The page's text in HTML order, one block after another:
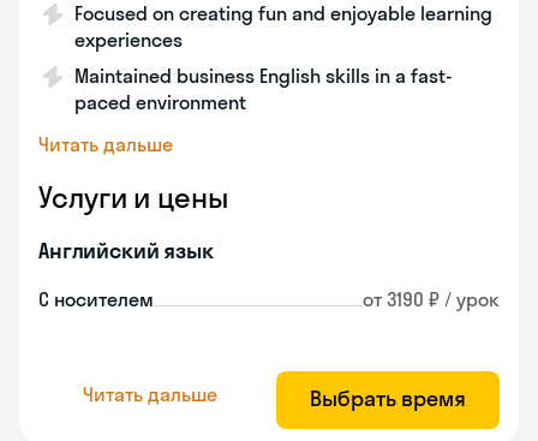
Focused on creating fun and enjoyable learning
experiences
Maintained business English skills in a fast-
paced environment
Читать дальше
Услуги и цены
Английский язык
С носителем от 3190 ₽ / урок
Читать дальше Выбрать время